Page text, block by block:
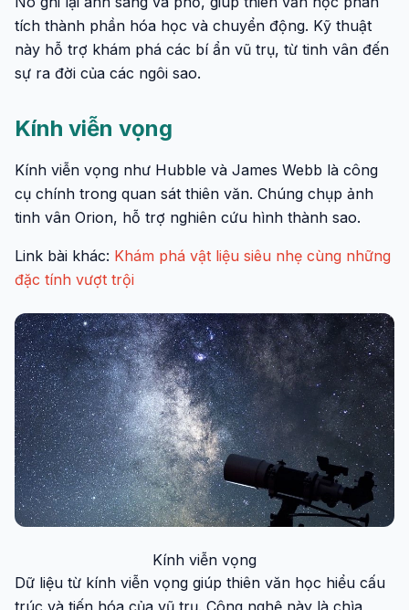
tích thành phần hóa học và chuyển động. Kỹ thuật
này hỗ trợ khám phá các bí ẩn vũ trụ, từ tinh vân đến
sự ra đời của các ngôi sao.
Kính viễn vọng
Kính viễn vọng như Hubble và James Webb là công
cụ chính trong quan sát thiên văn. Chúng chụp ảnh
tinh vân Orion, hỗ trợ nghiên cứu hình thành sao.
Link bài khác: Khám phá vật liệu siêu nhẹ cùng những
đặc tính vượt trội
Kính viễn vọng
Dữ liệu từ kính viễn vọng giúp thiên văn học hiểu cấu
trúc và tiến hóa của vũ trụ. Công nghệ này là chìa